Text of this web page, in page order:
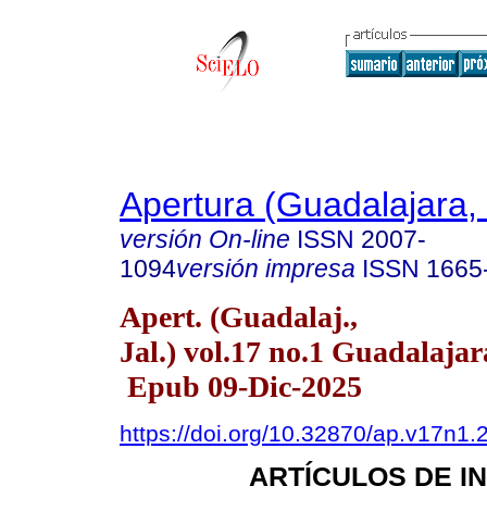
Apertura (Guadalajara,
versión On-line ISSN 2007-
1094versión impresa ISSN
Apert. (Guadalaj.,
Jal.) vol.17 no.1
Epub 09-Dic-2025
https://doi.org/10.32870/
ARTÍCULOS DE